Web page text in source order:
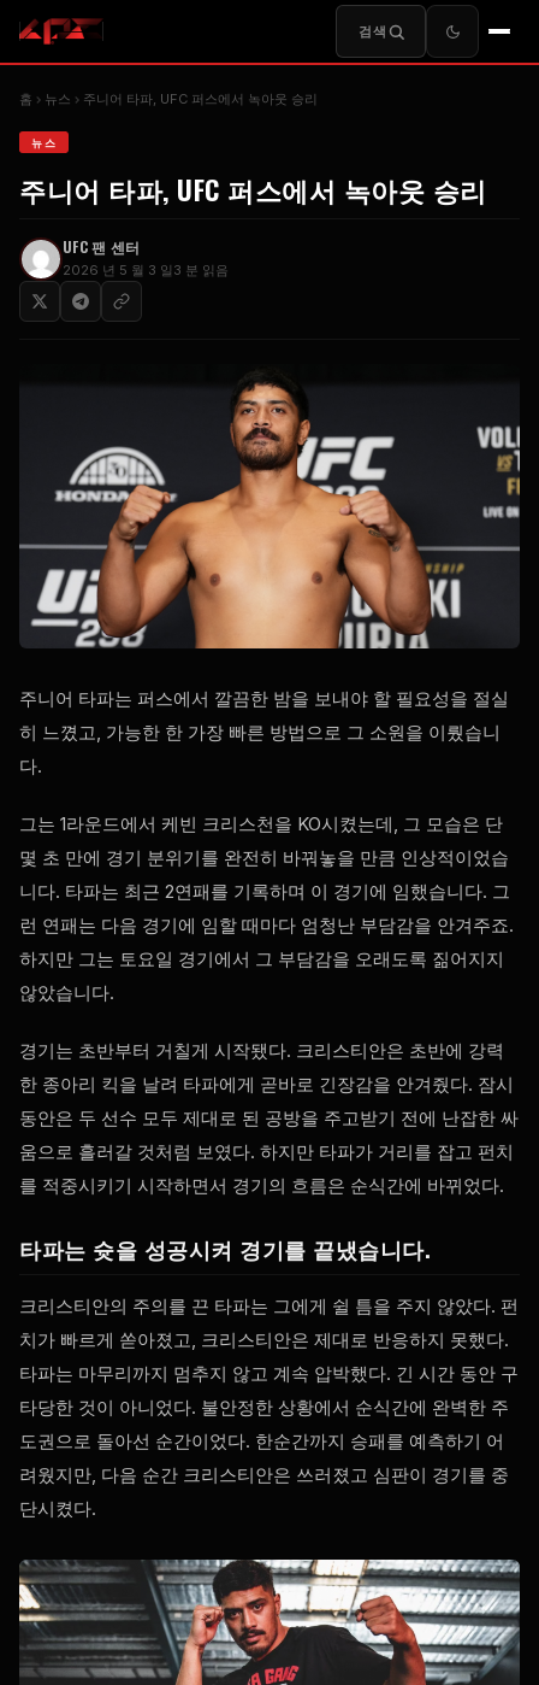
검색
홈 ​뉴스 주니어 타파, UFC 퍼스에서 녹아웃 승리
​뉴스
주니어 타파, UFC 퍼스에서 녹아웃 승리
UFC 팬 센터
2026 년 5 월 3 일 3 분 읽음
주니어 타파는 퍼스에서 깔끔한 밤을 보내야 할 필요성을 절실
히 느꼈고, 가능한 한 가장 빠른 방법으로 그 소원을 이뤘습니
다.
그는 1라운드에서 케빈 크리스천을 KO시켰는데, 그 모습은 단
몇 초 만에 경기 분위기를 완전히 바꿔놓을 만큼 인상적이었습
니다. 타파는 최근 2연패를 기록하며 이 경기에 임했습니다. 그
런 연패는 다음 경기에 임할 때마다 엄청난 부담감을 안겨주죠.
하지만 그는 토요일 경기에서 그 부담감을 오래도록 짊어지지
않았습니다.
경기는 초반부터 거칠게 시작됐다. 크리스티안은 초반에 강력
한 종아리 킥을 날려 타파에게 곧바로 긴장감을 안겨줬다. 잠시
동안은 두 선수 모두 제대로 된 공방을 주고받기 전에 난잡한 싸
움으로 흘러갈 것처럼 보였다. 하지만 타파가 거리를 잡고 펀치
를 적중시키기 시작하면서 경기의 흐름은 순식간에 바뀌었다.
타파는 슛을 성공시켜 경기를 끝냈습니다.
크리스티안의 주의를 끈 타파는 그에게 쉴 틈을 주지 않았다. 펀
치가 빠르게 쏟아졌고, 크리스티안은 제대로 반응하지 못했다.
타파는 마무리까지 멈추지 않고 계속 압박했다. 긴 시간 동안 구
타당한 것이 아니었다. 불안정한 상황에서 순식간에 완벽한 주
도권으로 돌아선 순간이었다. 한순간까지 승패를 예측하기 어
려웠지만, 다음 순간 크리스티안은 쓰러졌고 심판이 경기를 중
단시켰다.